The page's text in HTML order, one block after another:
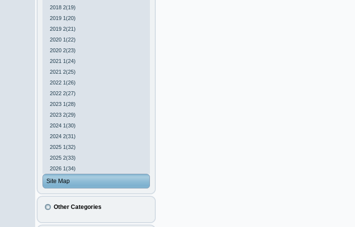
2018 2(19)
2019 1(20)
2019 2(21)
2020 1(22)
2020 2(23)
2021 1(24)
2021 2(25)
2022 1(26)
2022 2(27)
2023 1(28)
2023 2(29)
2024 1(30)
2024 2(31)
2025 1(32)
2025 2(33)
2026 1(34)
Site Map
Other Categories